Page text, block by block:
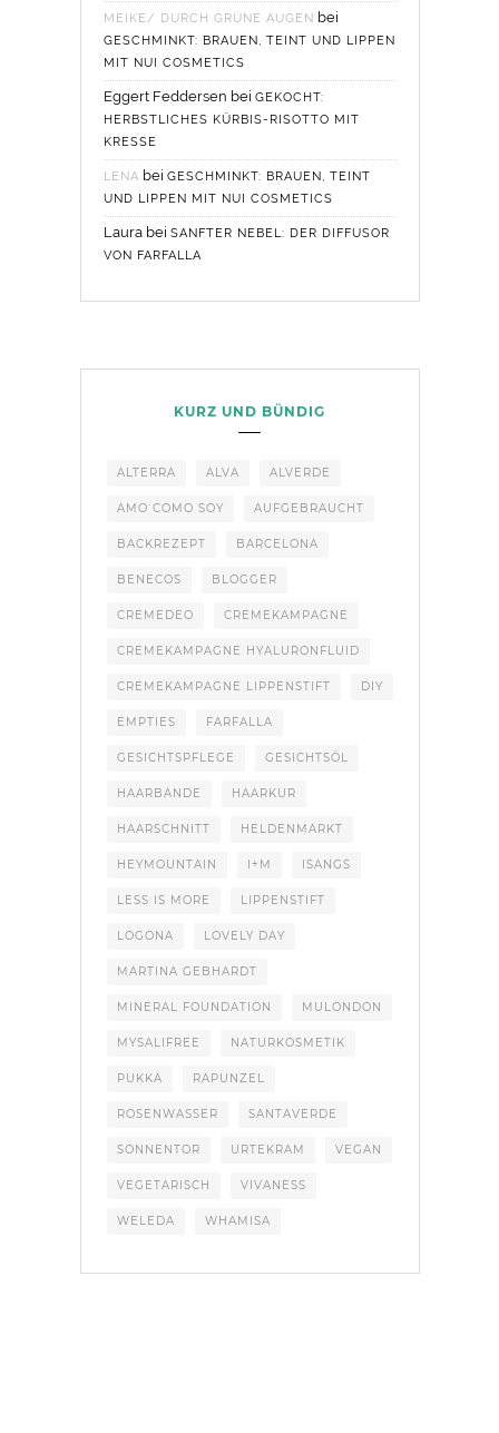
MEIKE/ DURCH GRÜNE AUGEN bei
GESCHMINKT: BRAUEN, TEINT UND LIPPEN
MIT NUI COSMETICS
Eggert Feddersen bei GEKOCHT:
HERBSTLICHES KÜRBIS-RISOTTO MIT
KRESSE
LENA bei GESCHMINKT: BRAUEN, TEINT
UND LIPPEN MIT NUI COSMETICS
Laurabei SANFTER NEBEL: DER DIFFUSOR
VON FARFALLA
KURZ UND BÜNDIG
ALTERRA ALVA ALVERDE
AMO COMO SOY AUFGEBRAUCHT
BACKREZEPT BARCELONA
BENECOS BLOGGER
CREMEDEO CREMEKAMPAGNE
CREMEKAMPAGNE HYALURONFLUID
CREMEKAMPAGNE LIPPENSTIFT DIY
EMPTIES FARFALLA
GESICHTSPFLEGE GESICHTSÖL
HAARBANDE HAARKUR
HAARSCHNITT HELDENMARKT
HEYMOUNTAIN I+M ISANGS
LESS IS MORE LIPPENSTIFT
LOGONA LOVELY DAY
MARTINA GEBHARDT
MINERAL FOUNDATION MULONDON
MYSALIFREE NATURKOSMETIK
PUKKA RAPUNZEL
ROSENWASSER SANTAVERDE
SONNENTOR URTEKRAM VEGAN
VEGETARISCH VIVANESS
WELEDA WHAMISA